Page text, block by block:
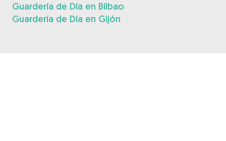
Guardería de Día en Bilbao
Guardería de Día en Gijón